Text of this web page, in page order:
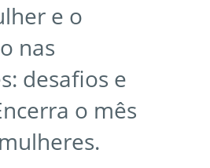
e o
nas
desafios e
o mês